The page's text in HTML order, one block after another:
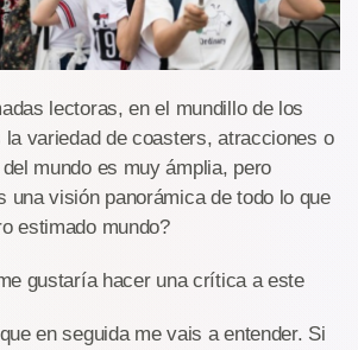
lectoras, en el mundillo de los
la variedad de coasters, atracciones o
mundo es muy ámplia, pero
una visión panorámica de todo lo que
estimado mundo?
gustaría hacer una crítica a este
en seguida me vais a entender. Si